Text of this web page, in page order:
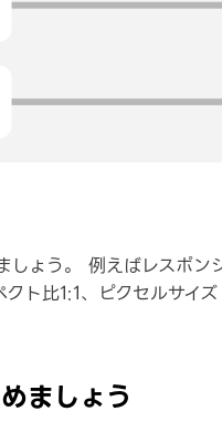
しょう。 例えばレスポン
クト比1:1、ピクセルサ
ましょう